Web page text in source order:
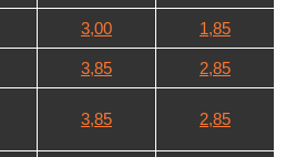
3,00 1,85
3,85 2,85
3,85 2,85